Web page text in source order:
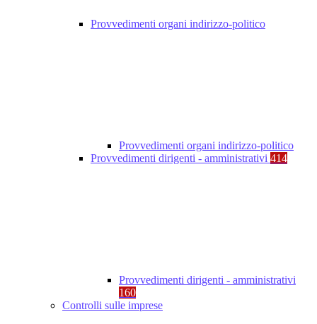
Provvedimenti organi indirizzo-politico
Provvedimenti organi indirizzo-politico
Provvedimenti dirigenti - amministrativi 414
Provvedimenti dirigenti - amministrativi
160
Controlli sulle imprese